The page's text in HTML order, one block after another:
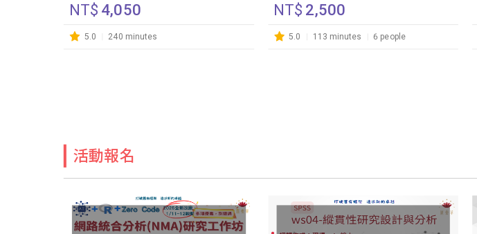
NT$ 4,050
5.0 240 minutes
NT$ 2,500
5.0 113 minutes 6 people
活動報名